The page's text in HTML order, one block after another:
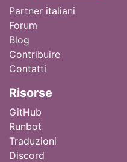
Partner italiani
Forum
Blog
Contribuire
Contatti
Risorse
GitHub
Runbot
Traduzioni
Discord